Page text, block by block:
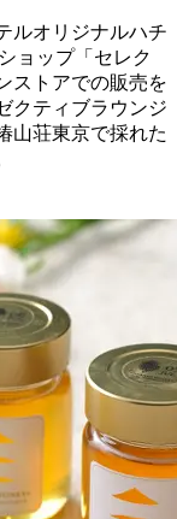
ルオリジナルハチ
ョップ「セレク
ストアでの販売を
クティブラウンジ
山荘東京で採れた